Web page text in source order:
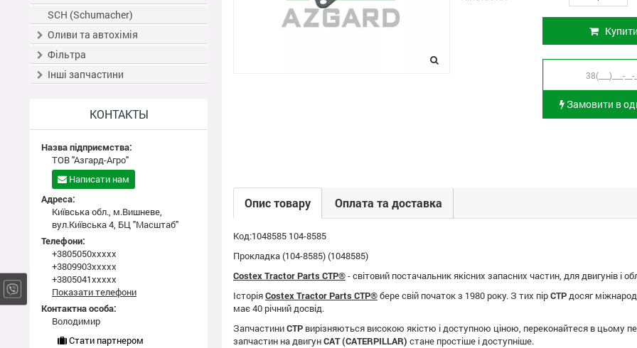
Купити
Замовити в
Опис товару Оплата та доставка
Код:1048585 104-8585
Прокладка (104-8585) (1048585)
Costex Tractor Parts CTP®- світовий постачальник якісних запасних частин, для двигунів і
ІсторіяCostex Tractor Parts CTP®бере свій початок з 1980 року. З тих пірCTPдосяг
має 40 річний досвід.
ЗапчастиниCTP вирізняються високою якістю і доступною ціною, переконайтеся в цьому
запчастин на двигунCAT (CATERPILLAR) стане простіше і доступніше.
SCH (Schumacher)
Оливи та автохімія
Фільтра
Інші запчастини
КОНТАКТЫ
Назва підприємства:
ТОВ "Азгард-Агро"
Написати нам
Адреса:
Київська обл., м.Вишневе,
вул.Київська 4, БЦ "Масштаб"
Телефони:
+3805050xxxxx
+3809903xxxxx
+3805041xxxxx
Показати телефони
Контактна особа:
Володимир
Стати партнером